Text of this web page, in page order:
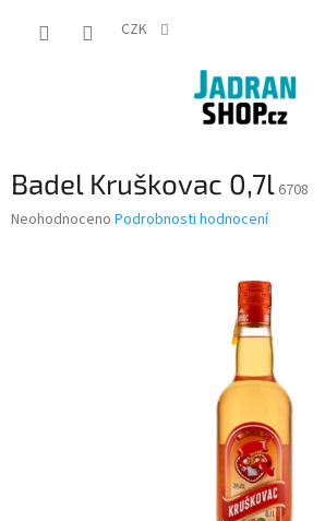
CZK
Badel Kruškovac 0,7l 6708
Průměrné
Neohodnoceno Podrobnosti hodnocení